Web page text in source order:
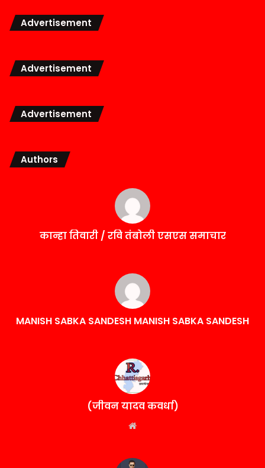
Advertisement
Advertisement
Advertisement
Authors
कान्हा तिवारी / रवि तंबोली एसएस समाचार
MANISH SABKA SANDESH MANISH SABKA SANDESH
(जीवन यादव कवर्धा)